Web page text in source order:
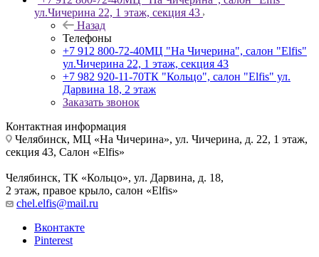
ул.Чичерина 22, 1 этаж, секция 43
Назад
Телефоны
+7 912 800-72-40МЦ "На Чичерина", салон "Elfis"
ул.Чичерина 22, 1 этаж, секция 43
+7 982 920-11-70ТК "Кольцо", салон "Elfis" ул.
Дарвина 18, 2 этаж
Заказать звонок
Контактная информация
Челябинск, МЦ «На Чичерина», ул. Чичерина, д. 22, 1 этаж,
секция 43, Салон «Elfis»
Челябинск, ТК «Кольцо», ул. Дарвина, д. 18,
2 этаж, правое крыло, салон «Elfis»
chel.elfis@mail.ru
Вконтакте
Pinterest